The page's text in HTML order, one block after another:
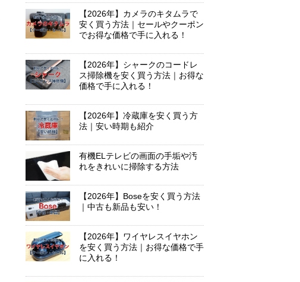
【2026年】カメラのキタムラで
安く買う方法｜セールやクーポン
でお得な価格で手に入れる！
【2026年】シャークのコードレ
ス掃除機を安く買う方法｜お得な
価格で手に入れる！
【2026年】冷蔵庫を安く買う方
法｜安い時期も紹介
有機ELテレビの画面の手垢や汚
れをきれいに掃除する方法
【2026年】Boseを安く買う方法
｜中古も新品も安い！
【2026年】ワイヤレスイヤホン
を安く買う方法｜お得な価格で手
に入れる！